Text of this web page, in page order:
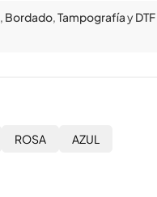
, Bordado,TampografíayDTF
ROSA AZUL